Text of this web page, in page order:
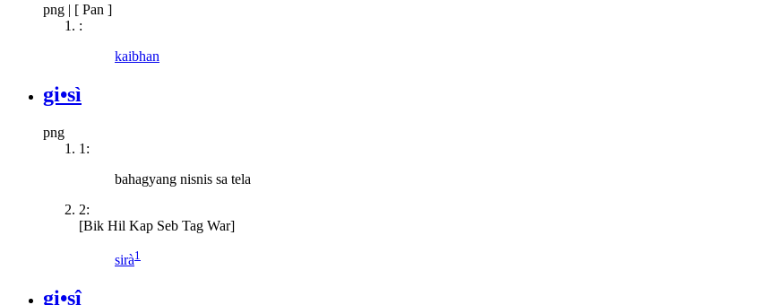
png | [ Pan ]
:
kaibhan
gi•sì
png
1:
bahagyang nisnis sa tela
2:
[Bik Hil Kap Seb Tag War]
sirà1
gi•sî